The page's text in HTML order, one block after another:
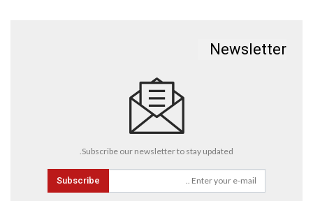
Newsletter
Subscribe our newsletter to stay updated.
Subscribe